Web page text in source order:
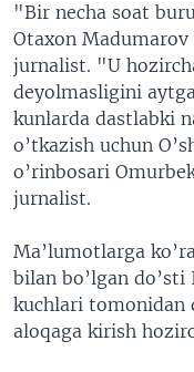
"Bir necha soat
Otaxon
jurnalist. "U
deyolmasligini
kunlarda dastlabki
o’tkazish uchun
o’rinbosari
jurnalist.
Ma’lumotlarga
bilan bo’lgan
kuchlari tomonidan
aloqaga kirish